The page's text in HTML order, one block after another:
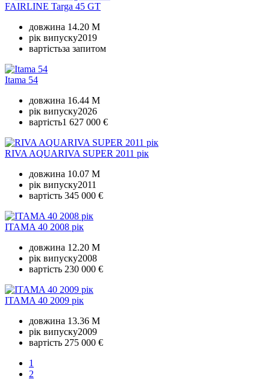
FAIRLINE Targa 45 GT
довжина 14.20 M
рік випуску2019
вартістьза запитом
Itama 54
довжина 16.44 M
рік випуску2026
вартість1 627 000 €
RIVA AQUARIVA SUPER 2011 рік
довжина 10.07 M
рік випуску2011
вартість 345 000 €
ITAMA 40 2008 рік
довжина 12.20 M
рік випуску2008
вартість 230 000 €
ITAMA 40 2009 рік
довжина 13.36 M
рік випуску2009
вартість 275 000 €
1
2